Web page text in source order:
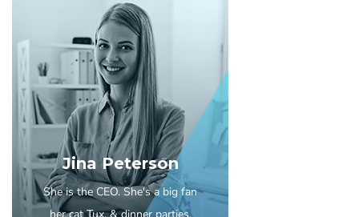
Jina Peterson
She is the CEO. She's a big fan